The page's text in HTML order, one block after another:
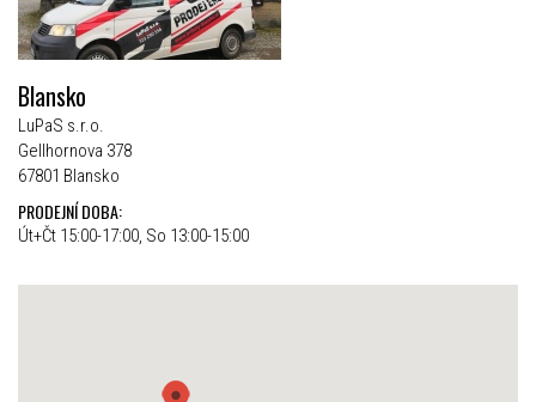
Blansko
LuPaS s.r.o.
Gellhornova 378
67801 Blansko
PRODEJNÍ DOBA:
Út+Čt 15:00-17:00, So 13:00-15:00